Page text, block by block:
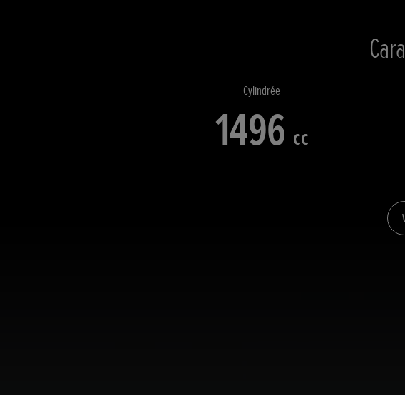
Cylindrée
1496 cc